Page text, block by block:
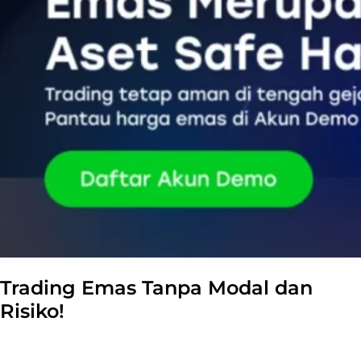
Trading Emas Tanpa Modal dan
Risiko!